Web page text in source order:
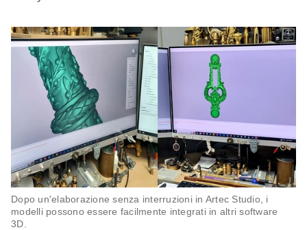
Dopo un'elaborazione senza interruzioni in Artec Studio, i
modelli possono essere facilmente integrati in altri software
3D.